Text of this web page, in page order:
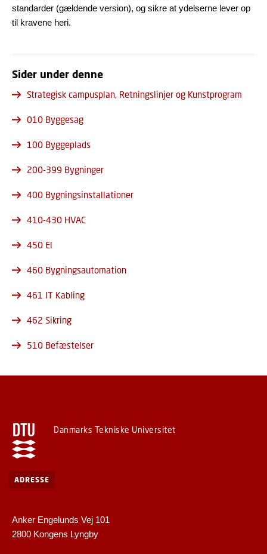
standarder (gældende version), og sikre at ydelserne lever op
til kravene heri.
Sider under denne
Strategisk campusplan, Retningslinjer og Kunstprogram
010 Byggesag
100 Byggeplads
200-399 Bygninger
400 Bygningsinstallationer
410-430 HVAC
450 El
460 Bygningsautomation
461 IT Kabling
462 Sikring
510 Befæstelser
Danmarks Tekniske Universitet
ADRESSE
Anker Engelunds Vej 101
2800 Kongens Lyngby